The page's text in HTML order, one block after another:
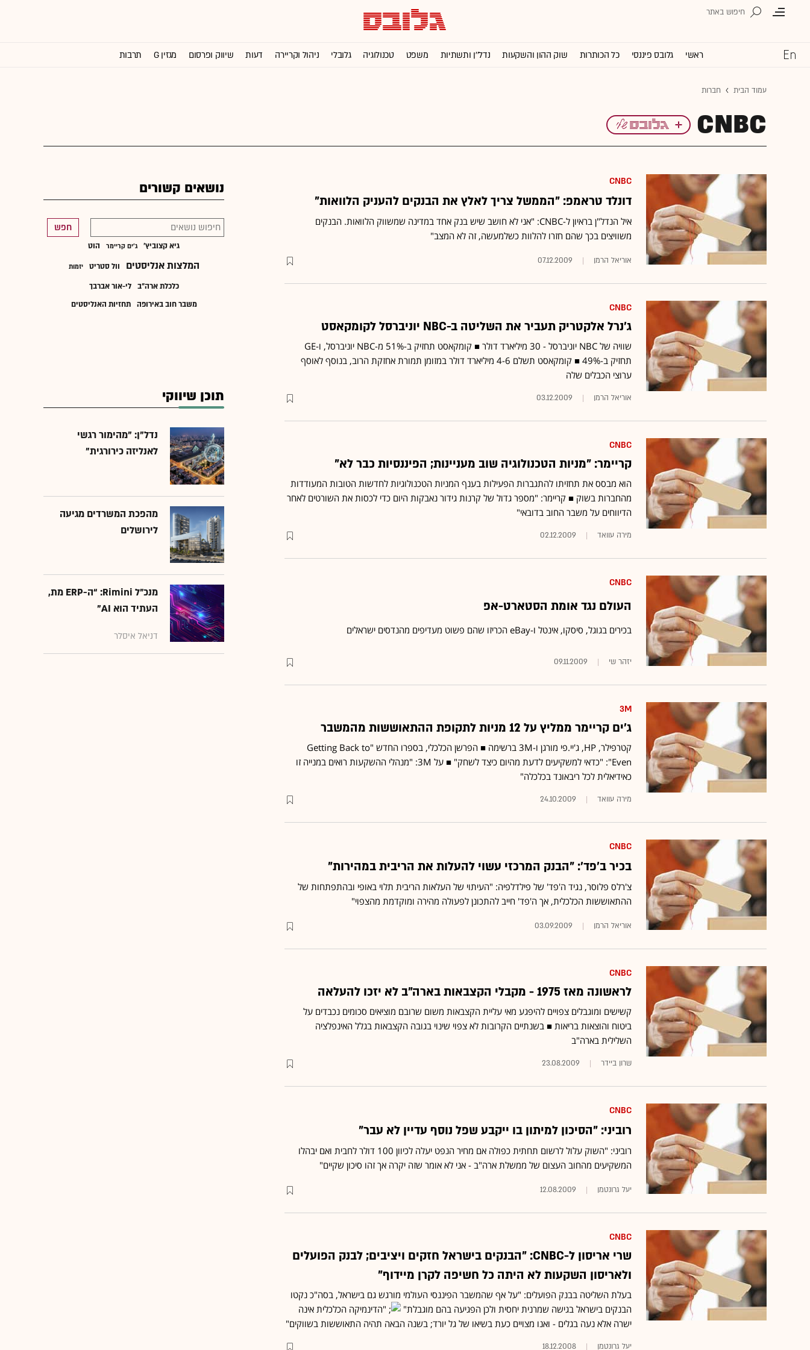
ראשי גלובס פיננסי כל הכותרות שוק ההון והשקעות נדל''ן ותשתיות משפט טכנולוגיה גלובלי ניהול וקריירה דעות שיווק ופרסום מגזין G תרבות
עמוד הבית חברות
CNBC
CNBC
דונלד טראמפ: "הממשל צריך לאלץ את הבנקים להעניק הלוואות"
איל הנדל"ן בראיון ל-CNBC: "אני לא חושב שיש בנק אחד במדינה שמשווק הלוואות. הבנקים
משוויצים בכך שהם חזרו להלוות כשלמעשה, זה לא המצב"
אוריאל הרמן 07.12.2009
CNBC
ג'נרל אלקטריק תעביר את השליטה ב-NBC יוניברסל לקומקאסט
שוויה של NBC יוניברסל - 30 מיליארד דולר ■ קומקאסט תחזיק ב-51% מ-NBC יוניברסל, ו-GE
תחזיק ב-49% ■ קומקאסט תשלם 4-6 מיליארד דולר במזומן תמורת אחזקת הרוב, בנוסף לאוסף
ערוצי הכבלים שלה
אוריאל הרמן 03.12.2009
CNBC
קריימר: "מניות הטכנולוגיה שוב מעניינות; הפיננסיות כבר לא"
הוא מבסס את תחזיתו להתגברות הפעילות בענף המניות הטכנולוגיות לחדשות הטובות המעודדות
מהחברות בשוק ■ קריימר: "מספר גדול של קרנות גידור נאבקות היום כדי לכסות את השורטים לאחר
הדיווחים על משבר החוב בדובאי"
מירה עוואד 02.12.2009
CNBC
העולם נגד אומת הסטארט-אפ
בכירים בגוגל, סיסקו, אינטל ו-eBay הכריזו שהם פשוט מעדיפים מהנדסים ישראלים
יזהר שי 09.11.2009
3M
ג'ים קריימר ממליץ על 12 מניות לתקופת ההתאוששות מהמשבר
קטרפילר, HP, ג'יי.פי מורגן ו-3M ברשימה ■ הפרשן הכלכלי, בספרו החדש "Getting Back to
Even": "כדאי למשקיעים לדעת מהיום כיצד לשחק" ■ על 3M: "מנהלי ההשקעות רואים במנייה זו
כאידיאלית לכל ריבאונד בכלכלה"
מירה עוואד 24.10.2009
CNBC
בכיר ב'פד': "הבנק המרכזי עשוי להעלות את הריבית במהירות"
צ'רלס פלוסר, נגיד ה'פד' של פילדלפיה: "העיתוי של העלאות הריבית תלוי באופי ובהתפתחות של
ההתאוששות הכלכלית, אך ה'פד' חייב להתכונן לפעולה מהירה ומוקדמת מהצפוי"
אוריאל הרמן 03.09.2009
CNBC
לראשונה מאז 1975 - מקבלי הקצבאות בארה"ב לא יזכו להעלאה
קשישים ומוגבלים צפויים להיפגע מאי עליית הקצבאות משום שרובם מוציאים סכומים נכבדים על
ביטוח והוצאות בריאות ■ בשנתיים הקרובות לא צפוי שינוי בגובה הקצבאות בגלל האינפלציה
השלילית בארה"ב
שרון ביידר 23.08.2009
CNBC
רוביני: "הסיכון למיתון בו ייקבע שפל נוסף עדיין לא עבר"
רוביני: "השוק עלול לרשום תחתית כפולה אם מחיר הנפט יעלה לכיוון 100 דולר לחבית ואם יבהלו
המשקיעים מהחוב העצום של ממשלת ארה"ב - אני לא אומר שזה יקרה אך זהו סיכון שקיים"
יעל גרונטמן 12.08.2009
CNBC
שרי אריסון ל-CNBC: "הבנקים בישראל חזקים ויציבים; לבנק הפועלים
ולאריסון השקעות לא היתה כל חשיפה לקרן מיידוף"
בעלת השליטה בבנק הפועלים: "על אף שהמשבר הפיננסי העולמי מורגש גם בישראל, בסה"כ נקטו
הבנקים בישראל בגישה שמרנית יחסית ולכן הפגיעה בהם מוגבלת"
"הדינמיקה הכלכלית אינה
ישרה אלא נעה בגלים - ואנו מצויים כעת בשיאו של גל יורד; בשנה הבאה תהיה התאוששות בשווקים"
יעל גרונטמן 18.12.2008
נושאים קשורים
חפש
גיא קצוביץ' ג'ים קריימר הוט
המלצות אנליסטים וול סטריט יזמות
כלכלת ארה"ב
לי-אור אברבך
משבר חוב באירופה
תחזיות האנליסטים
תוכן שיווקי
נדל"ן: "מהימור רגשי
לאנליזה כירורגית"
מהפכת המשרדים מגיעה
לירושלים
מנכ״ל Rimini: “ה-ERP מת,
העתיד הוא AI"
דניאל איסלר